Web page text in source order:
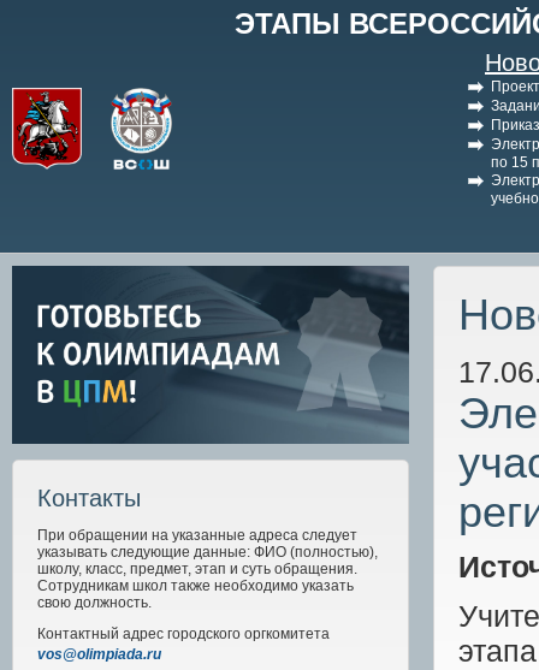
ЭТАПЫ
по 15
Контакты
При обращении на указанные адреса следует
указывать следующие данные: ФИО (полностью),
школу, класс, предмет, этап и суть обращения.
Сотрудникам школ также необходимо указать
свою должность.
Контактный адрес городского оргкомитета
vos@olimpiada.ru